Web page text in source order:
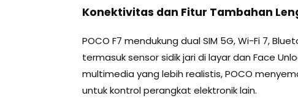
Konektivitas dan Fitur Tambahan
POCO F7 mendukung dual SIM 5G, Wi-Fi 7,
termasuk sensor sidik jari di layar dan Face
multimedia yang lebih realistis, POCO
untuk kontrol perangkat elektronik lain.